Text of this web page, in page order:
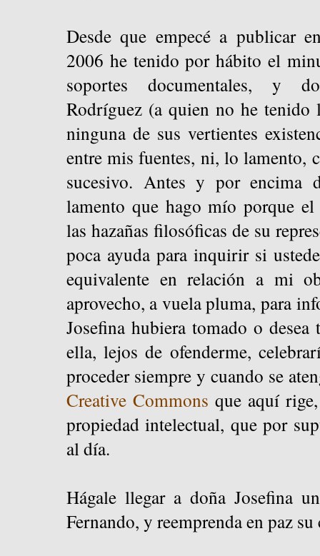
Desde que empecé a publicar
2006 he tenido por hábito el
soportes documentales, y
Rodríguez (a quien no he tenido
ninguna de sus vertientes
entre mis fuentes, ni, lo lamento,
sucesivo. Antes y por encima
lamento que hago mío porque
las hazañas filosóficas de su
poca ayuda para inquirir si
equivalente en relación a mi
aprovecho, a vuela pluma, para
Josefina hubiera tomado o desea
ella, lejos de ofenderme,
proceder siempre y cuando se
Creative Commons que aquí
propiedad intelectual, que por
al día.
Hágale llegar a doña Josefina
Fernando, y reemprenda en paz